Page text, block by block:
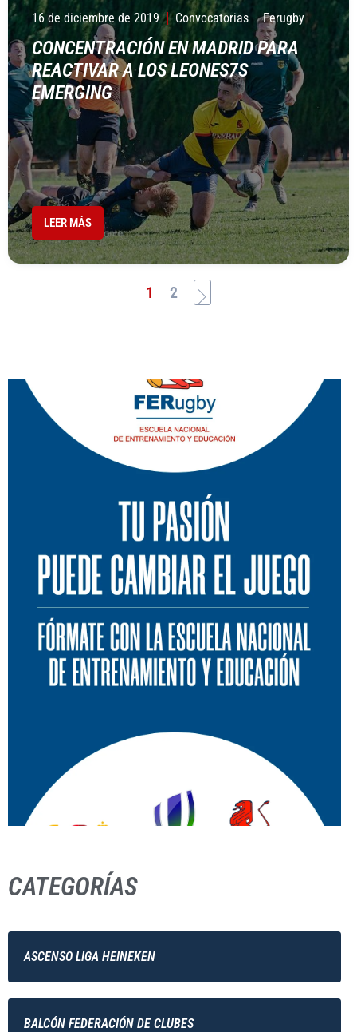
16 de diciembre de 2019 Convocatorias Ferugby
CONCENTRACIÓN EN MADRID PARA
REACTIVAR A LOS LEONES7S
EMERGING
LEER MÁS
1 2
CATEGORÍAS
ASCENSO LIGA HEINEKEN
BALCÓN FEDERACIÓN DE CLUBES